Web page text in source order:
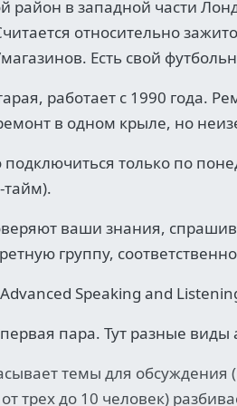
район в западной части
относительно
Есть свой
работает с 1990 года.
в одном крыле, но
только по
тайм).
ваши знания,
группу,
Speaking and
пара. Тут разные виды
темы для
трех до 10 человек)